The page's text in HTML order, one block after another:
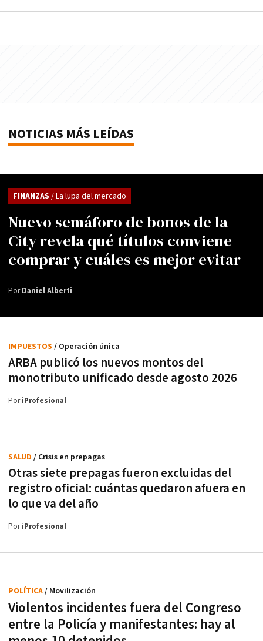
NOTICIAS MÁS LEÍDAS
Nuevo semáforo de bonos de la
City revela qué títulos conviene
comprar y cuáles es mejor evitar
FINANZAS / La lupa del mercado
PorDaniel Alberti
ARBA publicó los nuevos montos del
monotributo unificado desde agosto 2026
IMPUESTOS / Operación única
PoriProfesional
Otras siete prepagas fueron excluidas del
registro oficial: cuántas quedaron afuera en
lo que va del año
SALUD / Crisis en prepagas
PoriProfesional
Violentos incidentes fuera del Congreso
entre la Policía y manifestantes: hay al
POLÍTICA/ Movilización